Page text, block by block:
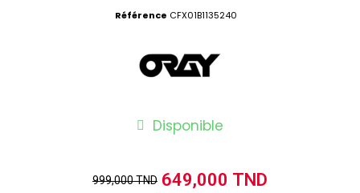
Référence CFX01B1135240
Disponible
999,000 TND 649,000 TND